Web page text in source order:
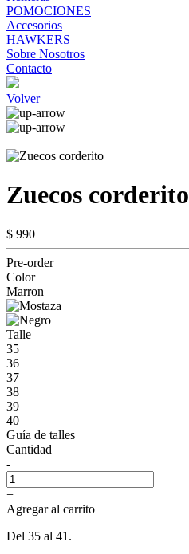
POMOCIONES
Accesorios
HAWKERS
Sobre Nosotros
Contacto
Volver
Zuecos corderito
$ 990
Pre-order
Color
Marron
Talle
35
36
37
38
39
40
Guía de talles
Cantidad
-
+
Agregar al carrito
Del 35 al 41.